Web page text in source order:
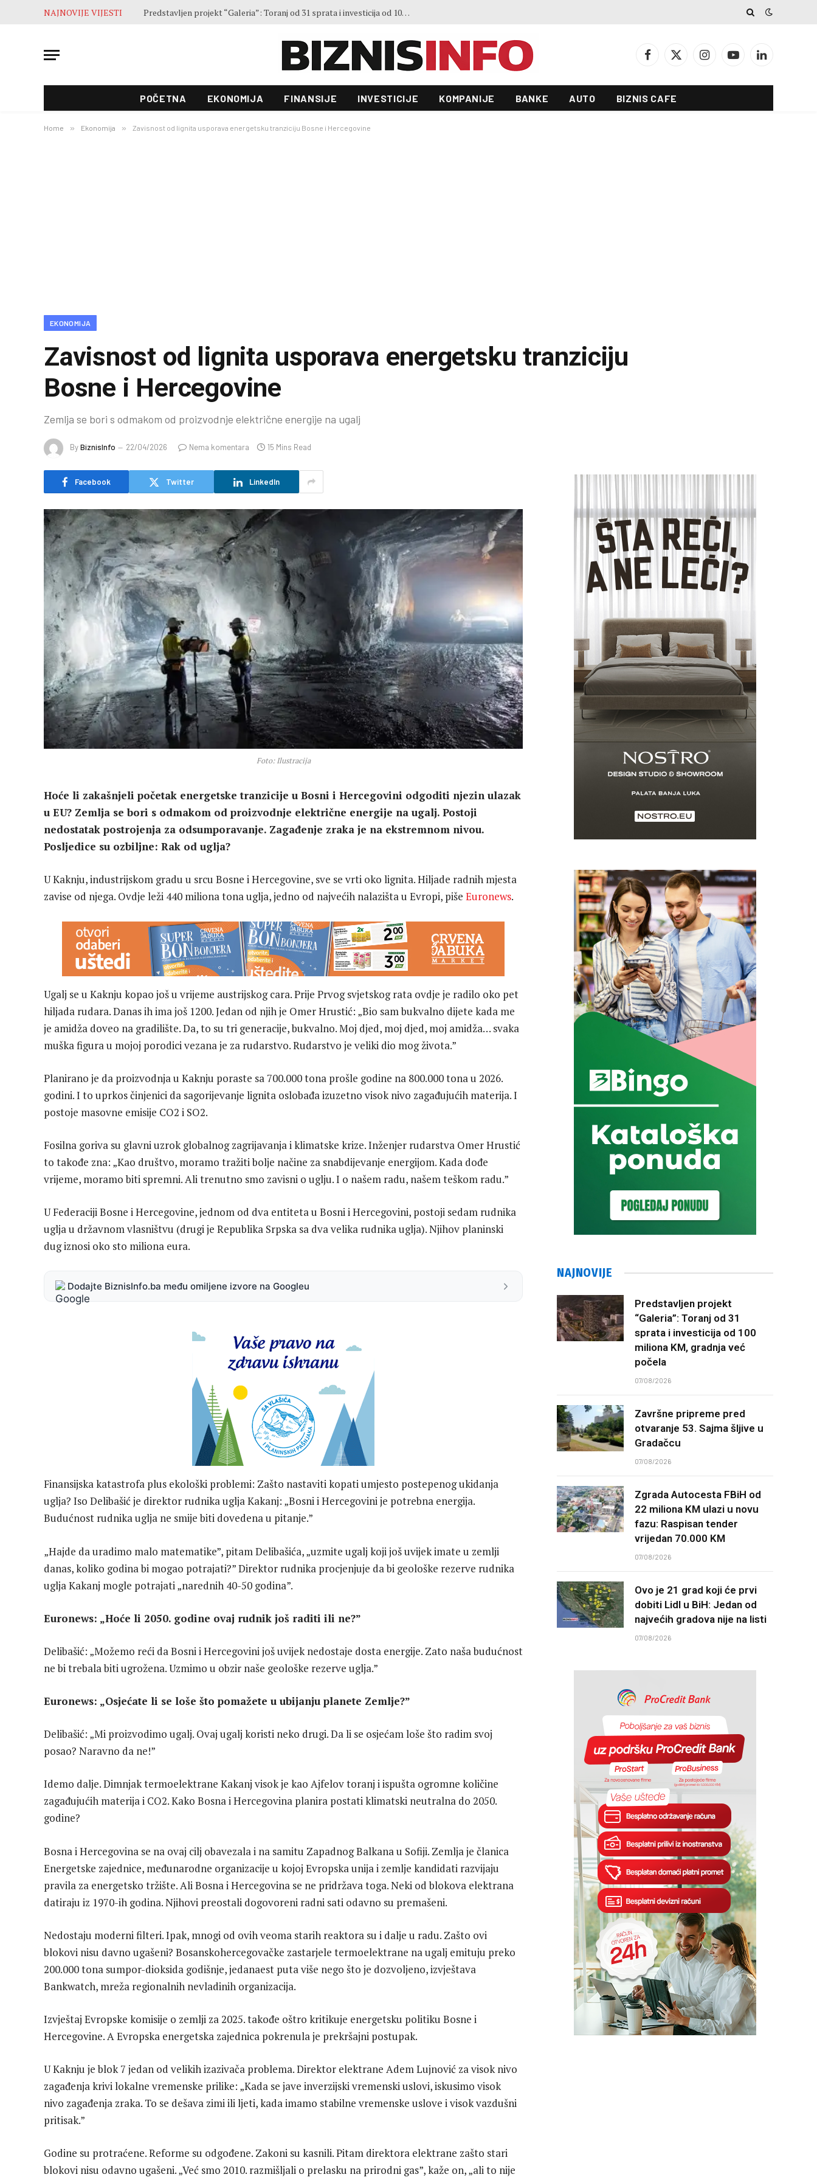
NAJNOVIJE VIJESTI Završne pripreme pred otvaranje 53. Sajma šljive u Gradačcu
Facebook
X
InstagramYouTubeLinkedIn
POČETNA EKONOMIJA FINANSIJE INVESTICIJE KOMPANIJE BANKE AUTO BIZNIS CAFE
Home » Ekonomija » Zavisnost od lignita usporava energetsku tranziciju Bosne i Hercegovine
EKONOMIJA
Zavisnost od lignita usporava energetsku tranziciju
Bosne i Hercegovine
Zemlja se bori s odmakom od proizvodnje električne energije na ugalj
ByBiznisInfo 22/04/2026 Nema komentara 15 Mins Read
Facebook Twitter LinkedIn
Foto: Ilustracija
Hoće li zakašnjeli početak energetske tranzicije u Bosni i Hercegovini odgoditi njezin ulazak
u EU? Zemlja se bori s odmakom od proizvodnje električne energije na ugalj. Postoji
nedostatak postrojenja za odsumporavanje. Zagađenje zraka je na ekstremnom nivou.
Posljedice su ozbiljne: Rak od uglja?
U Kaknju, industrijskom gradu u srcu Bosne i Hercegovine, sve se vrti oko lignita. Hiljade radnih mjesta
zavise od njega. Ovdje leži 440 miliona tona uglja, jedno od najvećih nalazišta u Evropi, piše Euronews.
Ugalj se u Kaknju kopao još u vrijeme austrijskog cara. Prije Prvog svjetskog rata ovdje je radilo oko pet
hiljada rudara. Danas ih ima još 1200. Jedan od njih je Omer Hrustić: „Bio sam bukvalno dijete kada me
je amidža doveo na gradilište. Da, to su tri generacije, bukvalno. Moj djed, moj djed, moj amidža… svaka
muška figura u mojoj porodici vezana je za rudarstvo. Rudarstvo je veliki dio mog života.”
Planirano je da proizvodnja u Kaknju poraste sa 700.000 tona prošle godine na 800.000 tona u 2026.
godini. I to uprkos činjenici da sagorijevanje lignita oslobađa izuzetno visok nivo zagađujućih materija. I
postoje masovne emisije CO2 i SO2.
Fosilna goriva su glavni uzrok globalnog zagrijavanja i klimatske krize. Inženjer rudarstva Omer Hrustić
to takođe zna: „Kao društvo, moramo tražiti bolje načine za snabdijevanje energijom. Kada dođe
vrijeme, moramo biti spremni. Ali trenutno smo zavisni o uglju. I o našem radu, našem teškom radu.”
U Federaciji Bosne i Hercegovine, jednom od dva entiteta u Bosni i Hercegovini, postoji sedam rudnika
uglja u državnom vlasništvu (drugi je Republika Srpska sa dva velika rudnika uglja). Njihov planinski
dug iznosi oko sto miliona eura.
Dodajte BiznisInfo.ba među omiljene izvore na Googleu
Finansijska katastrofa plus ekološki problemi: Zašto nastaviti kopati umjesto postepenog ukidanja
uglja? Iso Delibašić je direktor rudnika uglja Kakanj: „Bosni i Hercegovini je potrebna energija.
Budućnost rudnika uglja ne smije biti dovedena u pitanje.”
„Hajde da uradimo malo matematike”, pitam Delibašića, „uzmite ugalj koji još uvijek imate u zemlji
danas, koliko godina bi mogao potrajati?” Direktor rudnika procjenjuje da bi geološke rezerve rudnika
uglja Kakanj mogle potrajati „narednih 40-50 godina”.
Euronews: „Hoće li 2050. godine ovaj rudnik još raditi ili ne?”
Delibašić: „Možemo reći da Bosni i Hercegovini još uvijek nedostaje dosta energije. Zato naša budućnost
ne bi trebala biti ugrožena. Uzmimo u obzir naše geološke rezerve uglja.”
Euronews: „Osjećate li se loše što pomažete u ubijanju planete Zemlje?”
Delibašić: „Mi proizvodimo ugalj. Ovaj ugalj koristi neko drugi. Da li se osjećam loše što radim svoj
posao? Naravno da ne!”
Idemo dalje. Dimnjak termoelektrane Kakanj visok je kao Ajfelov toranj i ispušta ogromne količine
zagađujućih materija i CO2. Kako Bosna i Hercegovina planira postati klimatski neutralna do 2050.
godine?
Bosna i Hercegovina se na ovaj cilj obavezala i na samitu Zapadnog Balkana u Sofiji. Zemlja je članica
Energetske zajednice, međunarodne organizacije u kojoj Evropska unija i zemlje kandidati razvijaju
pravila za energetsko tržište. Ali Bosna i Hercegovina se ne pridržava toga. Neki od blokova elektrana
datiraju iz 1970-ih godina. Njihovi preostali dogovoreni radni sati odavno su premašeni.
Nedostaju moderni filteri. Ipak, mnogi od ovih veoma starih reaktora su i dalje u radu. Zašto ovi
blokovi nisu davno ugašeni? Bosanskohercegovačke zastarjele termoelektrane na ugalj emituju preko
200.000 tona sumpor-dioksida godišnje, jedanaest puta više nego što je dozvoljeno, izvještava
Bankwatch, mreža regionalnih nevladinih organizacija.
Izvještaj Evropske komisije o zemlji za 2025. takođe oštro kritikuje energetsku politiku Bosne i
Hercegovine. A Evropska energetska zajednica pokrenula je prekršajni postupak.
U Kaknju je blok 7 jedan od velikih izazivača problema. Direktor elektrane Adem Lujnović za visok nivo
zagađenja krivi lokalne vremenske prilike: „Kada se jave inverzijski vremenski uslovi, iskusimo visok
nivo zagađenja zraka. To se dešava zimi ili ljeti, kada imamo stabilne vremenske uslove i visok vazdušni
pritisak.”
Godine su protraćene. Reforme su odgođene. Zakoni su kasnili. Pitam direktora elektrane zašto stari
blokovi nisu odavno ugašeni. „Već smo 2010. razmišljali o prelasku na prirodni gas”, kaže on, „ali to nije
NAJNOVIJE
Predstavljen projekt
“Galeria”: Toranj od 31
sprata i investicija od 100
miliona KM, gradnja već
počela
07/08/2026
Završne pripreme pred
otvaranje 53. Sajma šljive u
Gradačcu
07/08/2026
Zgrada Autocesta FBiH od
22 miliona KM ulazi u novu
fazu: Raspisan tender
vrijedan 70.000 KM
07/08/2026
Ovo je 21 grad koji će prvi
dobiti Lidl u BiH: Jedan od
najvećih gradova nije na listi
07/08/2026